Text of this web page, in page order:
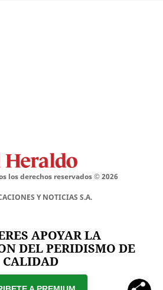
los derechos reservados ©2026
Y NOTICIAS S.A.
APOYAR LA
DEL PERIDISMO DE
CALIDAD